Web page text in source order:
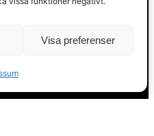
Visa preferenser